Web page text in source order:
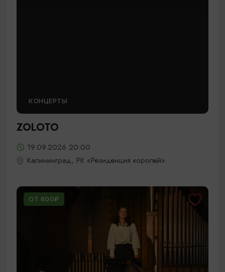
КОНЦЕРТЫ
ZOLOTO
19.09.2026 20:00
Калининград, РК «Резиденция королей»
ОТ 600₽